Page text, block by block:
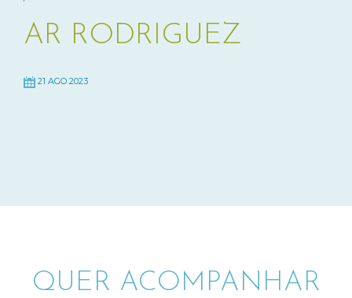
AR RODRIGUEZ
21 AGO 2023
QUER ACOMPANHAR